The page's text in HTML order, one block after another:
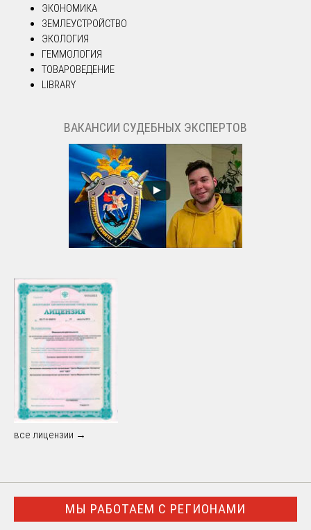
ЭКОНОМИКА
ЗЕМЛЕУСТРОЙСТВО
ЭКОЛОГИЯ
ГЕММОЛОГИЯ
ТОВАРОВЕДЕНИЕ
LIBRARY
ВАКАНСИИ СУДЕБНЫХ ЭКСПЕРТОВ
все лицензии →
МЫ РАБОТАЕМ С РЕГИОНАМИ